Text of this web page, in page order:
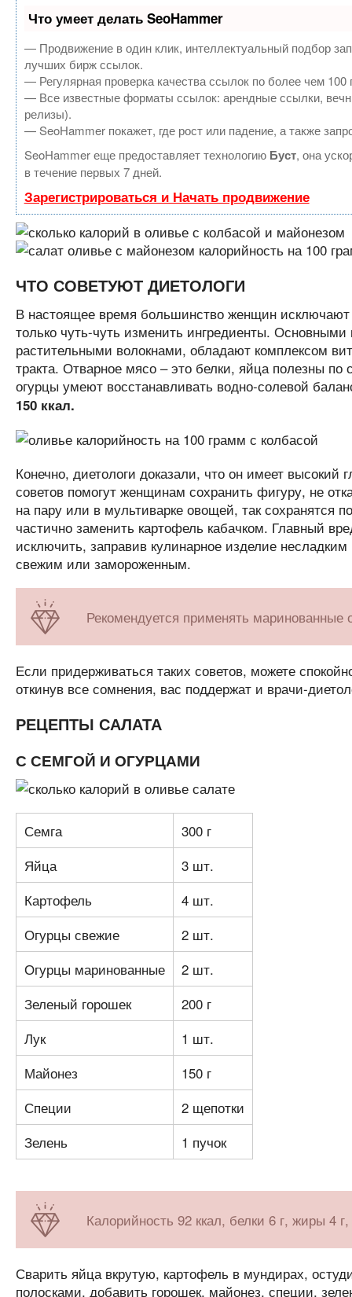
Что умеет делать SeoHammer
— Продвижение в один клик, интеллектуальный подбор
лучших бирж ссылок.
— Регулярная проверка качества ссылок по более чем
— Все известные форматы ссылок: арендные ссылки,
релизы).
— SeoHammer покажет, где рост или падение, а также
SeoHammer еще предоставляет технологию Буст, она
в течение первых 7 дней.
Зарегистрироваться и Начать продвижение
ЧТО СОВЕТУЮТ ДИЕТОЛОГИ
В настоящее время большинство женщин исключают
только чуть-чуть изменить ингредиенты.
растительными волокнами, обладают комплексом
тракта. Отварное мясо – это белки, яйца полезны
огурцы умеют восстанавливать водно-солевой
150 ккал.
Конечно, диетологи доказали, что он имеет высокий
советов помогут женщинам сохранить фигуру, не
на пару или в мультиварке овощей, так сохранятся
частично заменить картофель кабачком. Главный
исключить, заправив кулинарное изделие
свежим или замороженным.
Рекомендуется применять
Если придерживаться таких советов, можете
откинув все сомнения, вас поддержат и врачи-
РЕЦЕПТЫ САЛАТА
С СЕМГОЙ И ОГУРЦАМИ
Семга
300 г
Яйца
3 шт.
Картофель
4 шт.
Огурцы свежие
2 шт.
Огурцы маринованные
2 шт.
Зеленый горошек
200 г
Лук
1 шт.
Майонез
150 г
Специи
2 щепотки
Зелень
1 пучок
Калорийность 92 ккал, белки 6 г, жиры 4
Сварить яйца вкрутую, картофель в мундирах,
полосками, добавить горошек, майонез, специи,